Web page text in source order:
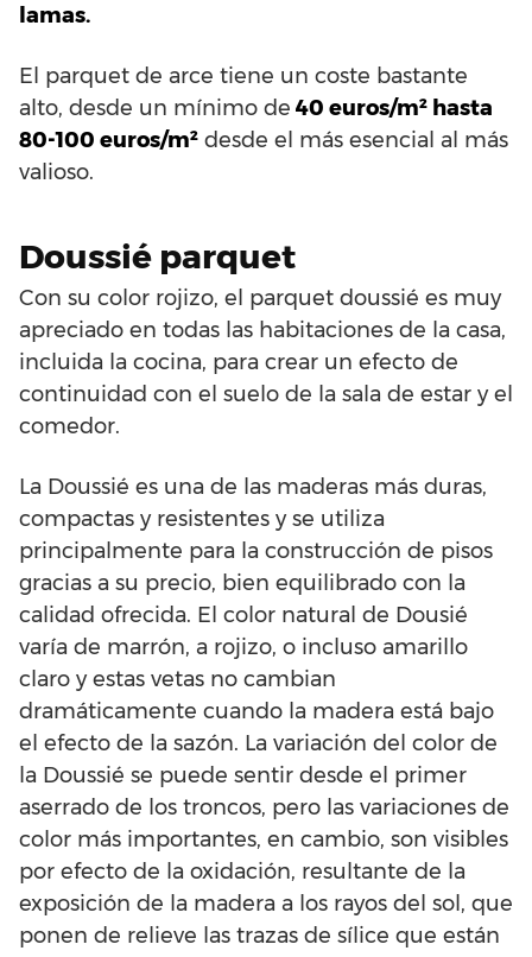
lamas.
El parquet de arce tiene un coste bastante
alto, desde un mínimo de 40 euros/m² hasta
80-100 euros/m² desde el más esencial al más
valioso.
Doussié parquet
Con su color rojizo, el parquet doussié es muy
apreciado en todas las habitaciones de la casa,
incluida la cocina, para crear un efecto de
continuidad con el suelo de la sala de estar y el
comedor.
La Doussié es una de las maderas más duras,
compactas y resistentes y se utiliza
principalmente para la construcción de pisos
gracias a su precio, bien equilibrado con la
calidad ofrecida. El color natural de Dousié
varía de marrón, a rojizo, o incluso amarillo
claro y estas vetas no cambian
dramáticamente cuando la madera está bajo
el efecto de la sazón. La variación del color de
la Doussié se puede sentir desde el primer
aserrado de los troncos, pero las variaciones de
color más importantes, en cambio, son visibles
por efecto de la oxidación, resultante de la
exposición de la madera a los rayos del sol, que
ponen de relieve las trazas de sílice que están